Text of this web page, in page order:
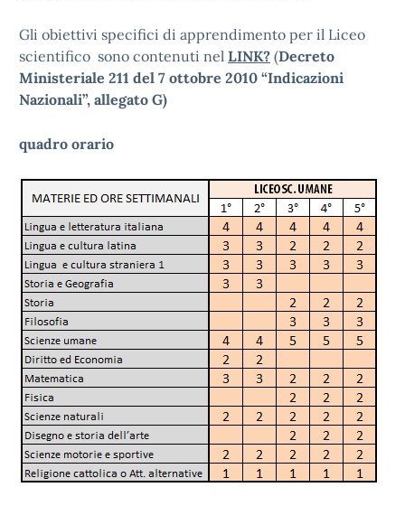
Gli obiettivi specifici di apprendimento per il Liceo
scientifico sono contenuti nel LINK? (Decreto
Ministeriale 211 del 7 ottobre 2010 “Indicazioni
Nazionali”, allegato G)
quadro orario